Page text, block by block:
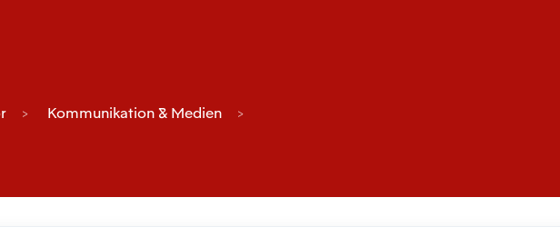
Kommunikation & Medien